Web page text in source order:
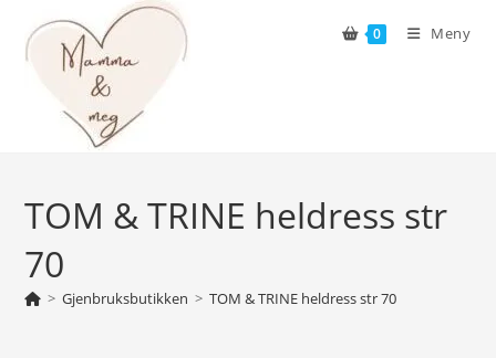
content
0 Meny
TOM & TRINE heldress str
70
> Gjenbruksbutikken > TOM & TRINE heldress str 70